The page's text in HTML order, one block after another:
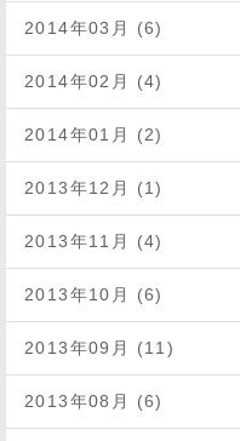
2014年03月 (6)
2014年02月 (4)
2014年01月 (2)
2013年12月 (1)
2013年11月 (4)
2013年10月 (6)
2013年09月 (11)
2013年08月 (6)